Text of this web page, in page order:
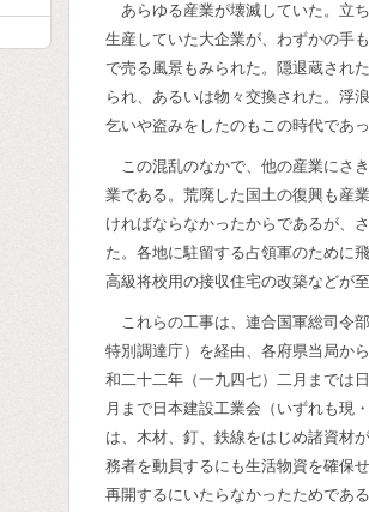
あらゆる産業が壊滅していた。立
生産していた大企業が、わずかの手
で売る風景もみられた。隠退蔵され
られ、あるいは物々交換された。浮
乞いや盗みをしたのもこの時代であっ
この混乱のなかで、他の産業にさ
業である。荒廃した国土の復興も産
ければならなかったからであるが、
た。各地に駐留する占領軍のために
高級将校用の接収住宅の改築などが
これらの工事は、連合国軍総司令
特別調達庁）を経由、各府県当局か
和二十二年（一九四七）二月までは
月まで日本建設工業会（いずれも現
は、木材、釘、鉄線をはじめ諸資材
務者を動員するにも生活物資を確保
再開するにいたらなかったためであ